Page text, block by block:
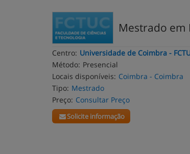
Mestrado em
Centro: Universidade de Coimbra -
Método: Presencial
Locais disponíveis: Coimbra - Coimbra
Tipo: Mestrado
Preço: Consultar Preço
Solicite informação